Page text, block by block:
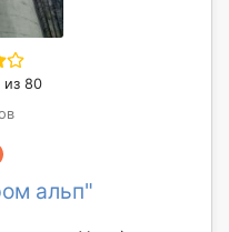
из 80
альп"